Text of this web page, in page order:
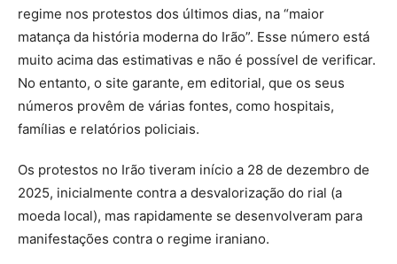
regime nos protestos dos últimos dias, na “maior
matança da história moderna do Irão”. Esse número está
muito acima das estimativas e não é possível de verificar.
No entanto, o site garante, em editorial, que os seus
números provêm de várias fontes, como hospitais,
famílias e relatórios policiais.
Os protestos no Irão tiveram início a 28 de dezembro de
2025, inicialmente contra a desvalorização do rial (a
moeda local), mas rapidamente se desenvolveram para
manifestações contra o regime iraniano.